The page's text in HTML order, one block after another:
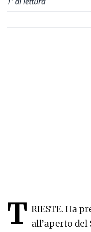
T RIESTE. Ha
all’aperto del